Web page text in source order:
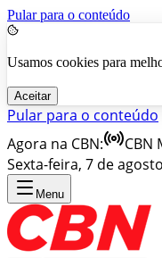
Pular para o conteúdo
Usamos cookies para
Aceitar
Pular para o conteúdo
Agora na CBN:
CBN
Sexta-feira, 7 de
Menu